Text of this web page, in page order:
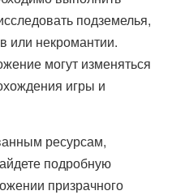
подземелья,
или некромантии.
могут изменяться
игры и
ресурсам,
подробную
призрачного